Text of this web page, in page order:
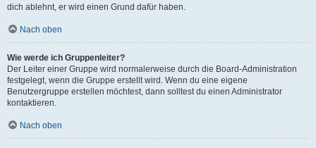
dich ablehnt, er wird einen Grund dafür haben.
Nach oben
Wie werde ich Gruppenleiter?
Der Leiter einer Gruppe wird normalerweise durch die Board-Administration
festgelegt, wenn die Gruppe erstellt wird. Wenn du eine eigene
Benutzergruppe erstellen möchtest, dann solltest du einen Administrator
kontaktieren.
Nach oben